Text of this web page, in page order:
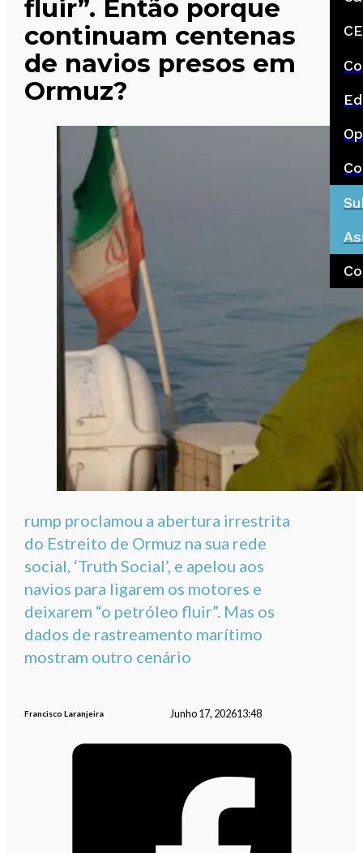
fluir”. Então porque
continuam centenas
de navios presos em
Ormuz?
rump proclamou a abertura irrestrita
do Estreito de Ormuz na sua rede
social, ‘Truth Social’, e apelou aos
navios para ligarem os motores e
deixarem “o petróleo fluir”. Mas os
dados de rastreamento marítimo
mostram outro cenário
Francisco Laranjeira Junho 17, 202613:48